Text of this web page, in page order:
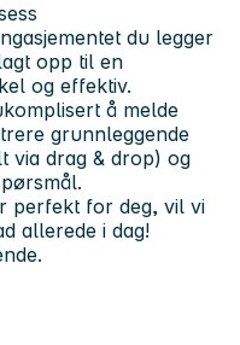
du legger
opp til en
og effektiv.
å melde
grunnleggende
via drag & drop) og
perfekt for deg, vil vi
allerede i dag!